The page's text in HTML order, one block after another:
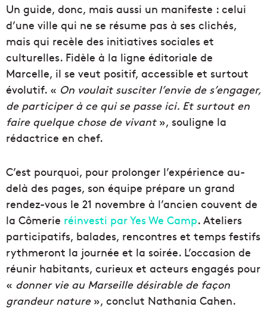
Un guide, donc, mais aussi un manifeste : celui
d’une ville qui ne se résume pas à ses clichés,
mais qui recèle des initiatives sociales et
culturelles. Fidèle à la ligne éditoriale de
Marcelle, il se veut positif, accessible et surtout
évolutif. « On voulait susciter l’envie de s’engager,
de participer à ce qui se passe ici. Et surtout en
faire quelque chose de vivant», souligne la
rédactrice en chef.
C’est pourquoi, pour prolonger l’expérience au-
delà des pages, son équipe prépare un grand
rendez-vous le 21 novembre à l’ancien couvent de
la Cômerie réinvesti par Yes We Camp. Ateliers
participatifs, balades, rencontres et temps festifs
rythmeront la journée et la soirée. L’occasion de
réunir habitants, curieux et acteurs engagés pour
« donner vie au Marseille désirable de façon
grandeur nature», conclut Nathania Cahen.